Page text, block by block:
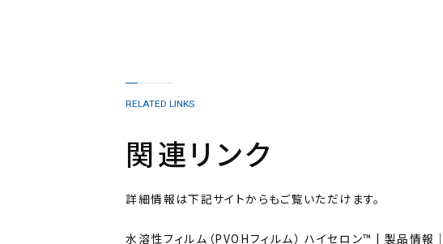
RELATED LINKS
関連リンク
詳細情報は下記サイトからもご覧いただけます。
水溶性フィルム（PVOHフィルム） ハイセロン™ | 製品情